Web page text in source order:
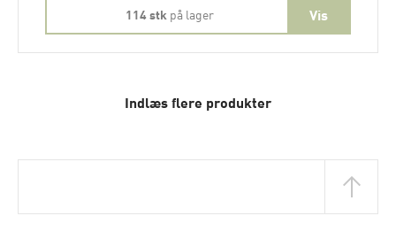
114 stk på lager
Indlæs flere produkter